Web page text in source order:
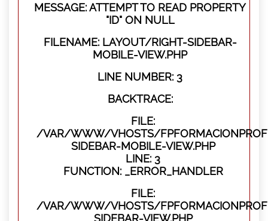
MESSAGE: ATTEMPT TO READ PROPERTY
"ID" ON NULL
FILENAME: LAYOUT/RIGHT-SIDEBAR-
MOBILE-VIEW.PHP
LINE NUMBER: 3
BACKTRACE:
FILE:
/VAR/WWW/VHOSTS/
SIDEBAR-MOBILE-VIEW.PHP
LINE: 3
FUNCTION: _ERROR_HANDLER
FILE:
/VAR/WWW/VHOSTS/
SIDEBAR-VIEW.PHP